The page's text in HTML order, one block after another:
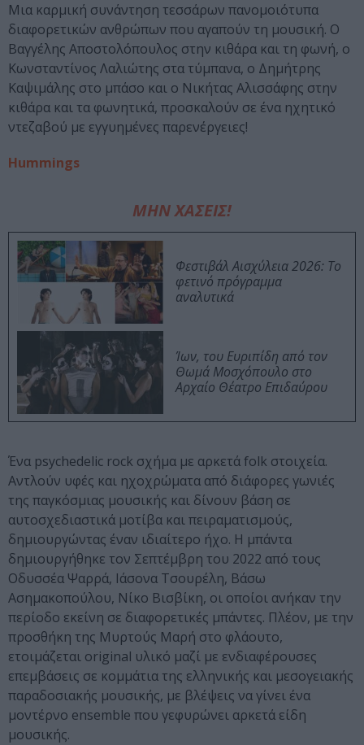
Μια καρμική συνάντηση τεσσάρων πανομοιότυπα
διαφορετικών ανθρώπων που αγαπούν τη μουσική. Ο
Βαγγέλης Αποστολόπουλος στην κιθάρα και τη φωνή, ο
Κωνσταντίνος Λαλιώτης στα τύμπανα, ο Δημήτρης
Καψιμάλης στο μπάσο και ο Νικήτας Αλισσάφης στην
κιθάρα και τα φωνητικά, προσκαλούν σε ένα ηχητικό
ντεζαβού με εγγυημένες παρενέργειες!
Hummings
ΜΗΝ ΧΑΣΕΙΣ!
Φεστιβάλ Αισχύλεια 2026: Το
φετινό πρόγραμμα
αναλυτικά
Ίων, του Ευριπίδη από τον
Θωμά Μοσχόπουλο στο
Αρχαίο Θέατρο Επιδαύρου
Ένα psychedelic rock σχήμα με αρκετά folk στοιχεία.
Αντλούν υφές και ηχοχρώματα από διάφορες γωνιές
της παγκόσμιας μουσικής και δίνουν βάση σε
αυτοσχεδιαστικά μοτίβα και πειραματισμούς,
δημιουργώντας έναν ιδιαίτερο ήχο. Η μπάντα
δημιουργήθηκε τον Σεπτέμβρη του 2022 από τους
Οδυσσέα Ψαρρά, Ιάσονα Τσουρέλη, Βάσω
Ασημακοπούλου, Νίκο Βισβίκη, οι οποίοι ανήκαν την
περίοδο εκείνη σε διαφορετικές μπάντες. Πλέον, με την
προσθήκη της Μυρτούς Μαρή στο φλάουτο,
ετοιμάζεται original υλικό μαζί με ενδιαφέρουσες
επεμβάσεις σε κομμάτια της ελληνικής και μεσογειακής
παραδοσιακής μουσικής, με βλέψεις να γίνει ένα
μοντέρνο ensemble που γεφυρώνει αρκετά είδη
μουσικής.